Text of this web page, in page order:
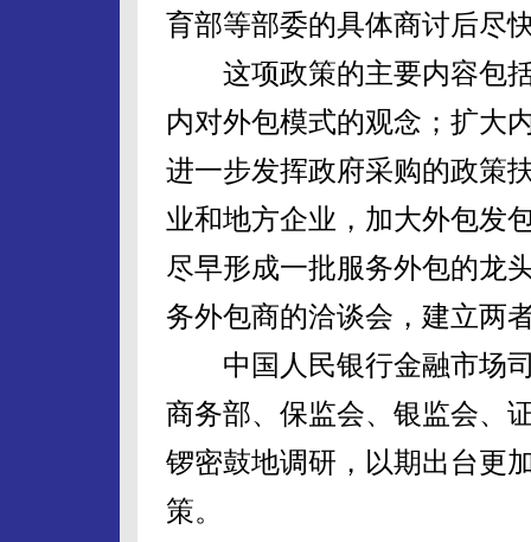
育部等部委的具体商讨后尽
这项政策的主要内容包括
内对外包模式的观念；扩大
进一步发挥政府采购的政策
业和地方企业，加大外包发
尽早形成一批服务外包的龙
务外包商的洽谈会，建立两
中国人民银行金融市场司
商务部、保监会、银监会、
锣密鼓地调研，以期出台更
策。